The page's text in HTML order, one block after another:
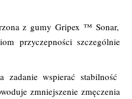
z gumy Gripex ™ Sonar,
przyczepności szczególnie
zadanie wspierać stabilność
zmniejszenie zmęczenia